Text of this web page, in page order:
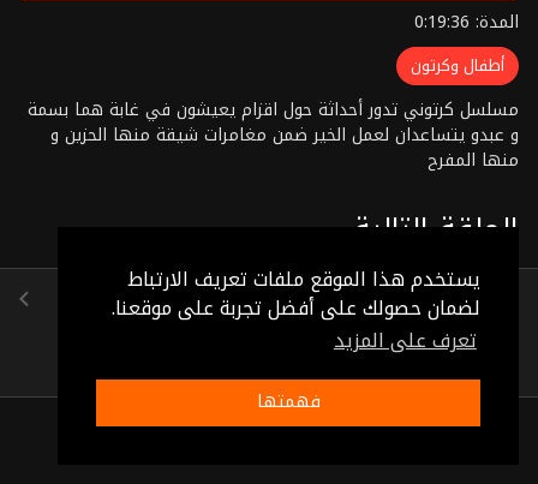
يستخدم هذا الموقع ملفات تعريف الارتباط
لضمان حصولك على أفضل تجربة على موقعنا.
تعرف على المزيد
فهمتها
المدة: 0:19:36
أطفال وكرتون
مسلسل كرتوني تدور أحداثة حول اقزام يعيشون في غابة هما بسمة
و عبدو يتساعدان لعمل الخير ضمن مغامرات شيقة منها الحزين و
منها المفرح
الحلقة التالية
الحلقة 20
(0:19:05)